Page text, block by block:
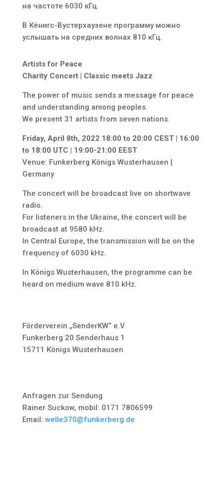
на частоте 6030 кГц.
В Кёнигс-Вустерхаузене программу можно
услышать на средних волнах 810 кГц.
Artists for Peace
Charity Concert | Classic meets Jazz
The power of music sends a message for peace
and understanding among peoples.
We present 31 artists from seven nations.
Friday, April 8th, 2022 18:00 to 20:00 CEST | 16:00
to 18:00 UTC | 19:00-21:00 EEST
Venue: Funkerberg Königs Wusterhausen |
Germany
The concert will be broadcast live on shortwave
radio.
For listeners in the Ukraine, the concert will be
broadcast at 9580 kHz.
In Central Europe, the transmission will be on the
frequency of 6030 kHz.
In Königs Wusterhausen, the programme can be
heard on medium wave 810 kHz.
Förderverein „SenderKW“ e.V.
Funkerberg 20 Senderhaus 1
15711 Königs Wusterhausen
Anfragen zur Sendung
Rainer Suckow, mobil: 0171 7806599
Email: welle370@funkerberg.de